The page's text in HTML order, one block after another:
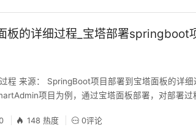
板的详细过程_宝塔部署springboot
程 来源： SpringBoot项目部署到宝塔面板的详细
项目为例，通过宝塔面板部署，对部署过
148 热度 0评论